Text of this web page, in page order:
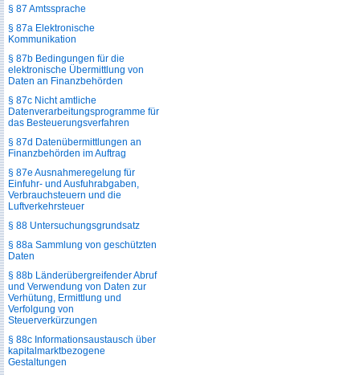
§ 87 Amtssprache
§ 87a Elektronische
Kommunikation
§ 87b Bedingungen für die
elektronische Übermittlung von
Daten an Finanzbehörden
§ 87c Nicht amtliche
Datenverarbeitungsprogramme für
das Besteuerungsverfahren
§ 87d Datenübermittlungen an
Finanzbehörden im Auftrag
§ 87e Ausnahmeregelung für
Einfuhr- und Ausfuhrabgaben,
Verbrauchsteuern und die
Luftverkehrsteuer
§ 88 Untersuchungsgrundsatz
§ 88a Sammlung von geschützten
Daten
§ 88b Länderübergreifender Abruf
und Verwendung von Daten zur
Verhütung, Ermittlung und
Verfolgung von
Steuerverkürzungen
§ 88c Informationsaustausch über
kapitalmarktbezogene
Gestaltungen